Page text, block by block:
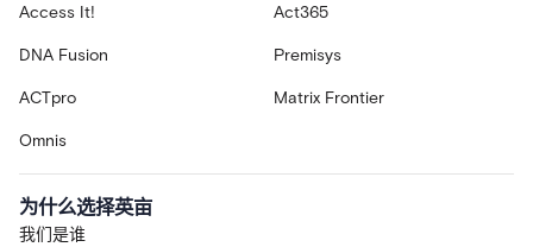
Access It!
Act365
DNA Fusion Premisys
ACTpro Matrix Frontier
Omnis
为什么选择英亩
我们是谁